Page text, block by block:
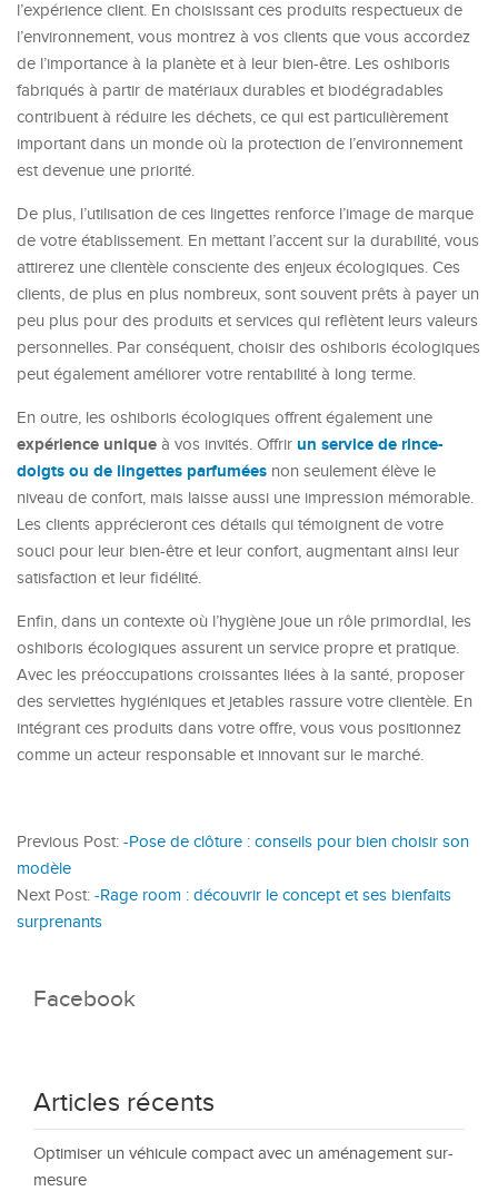
l’expérience client. En choisissant ces produits respectueux de
l’environnement, vous montrez à vos clients que vous accordez
de l’importance à la planète et à leur bien-être. Les oshiboris
fabriqués à partir de matériaux durables et biodégradables
contribuent à réduire les déchets, ce qui est particulièrement
important dans un monde où la protection de l’environnement
est devenue une priorité.
De plus, l’utilisation de ces lingettes renforce l’image de marque
de votre établissement. En mettant l’accent sur la durabilité, vous
attirerez une clientèle consciente des enjeux écologiques. Ces
clients, de plus en plus nombreux, sont souvent prêts à payer un
peu plus pour des produits et services qui reflètent leurs valeurs
personnelles. Par conséquent, choisir des oshiboris écologiques
peut également améliorer votre rentabilité à long terme.
En outre, les oshiboris écologiques offrent également une
expérience unique à vos invités. Offrir un service de rince-
doigts ou de lingettes parfumées non seulement élève le
niveau de confort, mais laisse aussi une impression mémorable.
Les clients apprécieront ces détails qui témoignent de votre
souci pour leur bien-être et leur confort, augmentant ainsi leur
satisfaction et leur fidélité.
Enfin, dans un contexte où l’hygiène joue un rôle primordial, les
oshiboris écologiques assurent un service propre et pratique.
Avec les préoccupations croissantes liées à la santé, proposer
des serviettes hygiéniques et jetables rassure votre clientèle. En
intégrant ces produits dans votre offre, vous vous positionnez
comme un acteur responsable et innovant sur le marché.
Previous Post: -Pose de clôture : conseils pour bien choisir son
modèle
Next Post: -Rage room : découvrir le concept et ses bienfaits
surprenants
Facebook
Articles récents
Optimiser un véhicule compact avec un aménagement sur-
mesure